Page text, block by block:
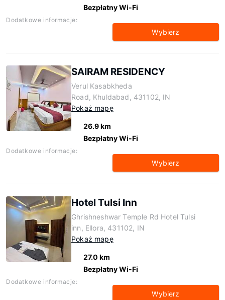
Bezpłatny Wi-Fi
Dodatkowe informacje:
Wybierz
SAIRAM RESIDENCY
Verul Kasabkheda
Road, Khuldabad, 431102, IN
Pokaż mapę
26.9 km
Bezpłatny Wi-Fi
Dodatkowe informacje:
Wybierz
Hotel Tulsi Inn
Ghrishneshwar Temple Rd Hotel Tulsi
inn, Ellora, 431102, IN
Pokaż mapę
27.0 km
Bezpłatny Wi-Fi
Dodatkowe informacje:
Wybierz